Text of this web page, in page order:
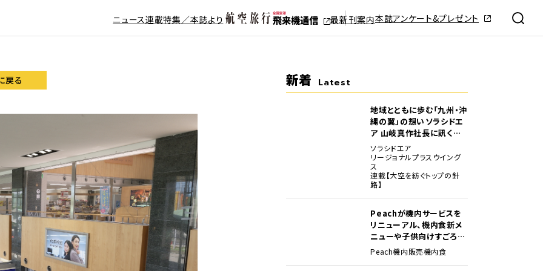
ニュース連載特集／本誌より 最新刊案内本誌アンケート&プレゼント
戻る 新着 Latest
地域とともに歩む「九州・沖
縄の翼」の想い――ソラシドエ
ア 山岐真作社長に訊く就
任1年の手応え
ソラシドエア
リージョナルプラスウイング
ス
連載【大空を紡ぐトップの針
路】
Peachが機内サービスを
リニューアル、機内食新メ
ニューや子供向けすごろく
など
Peach機内販売機内食